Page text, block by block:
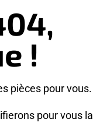
!
pièces pour vous.
pour vous la